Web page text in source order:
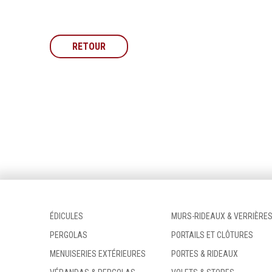
RETOUR
ÉDICULES
MURS-RIDEAUX & VERRIÈRES
PERGOLAS
PORTAILS ET CLÔTURES
MENUISERIES EXTÉRIEURES
PORTES & RIDEAUX